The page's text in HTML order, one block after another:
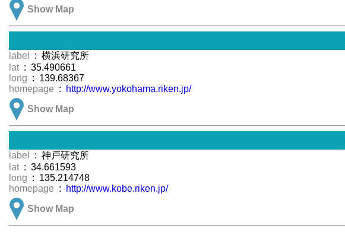
Show Map
label
: 横浜研究所
lat : 35.490661
long : 139.68367
homepage :
http://www.yokohama.riken.jp/
Show Map
label
: 神戸研究所
lat : 34.661593
long : 135.214748
homepage :
http://www.kobe.riken.jp/
Show Map